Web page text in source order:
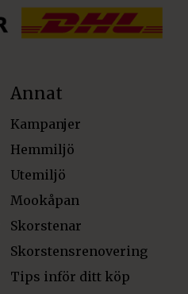
Annat
Kampanjer
Hemmiljö
Utemiljö
Mookåpan
Skorstenar
Skorstensrenovering
Tips inför ditt köp